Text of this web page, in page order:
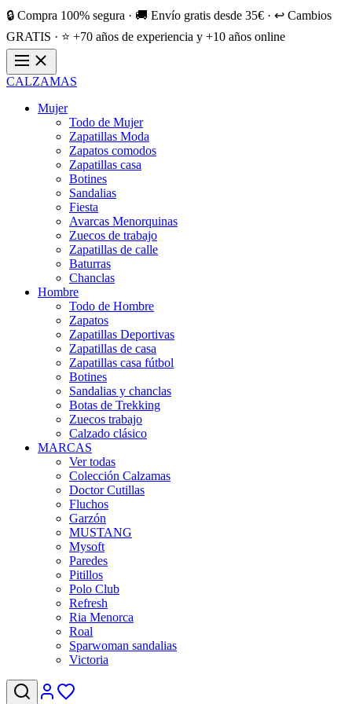
🔒 Compra 100% segura · 🚚 Envío gratis desde 35€ · ↩️ Cambios
GRATIS · ⭐ +70 años de experiencia y +10 años online
CALZAMAS
Mujer
Todo de Mujer
Zapatillas Moda
Zapatos comodos
Zapatillas casa
Botines
Sandalias
Fiesta
Avarcas Menorquinas
Zuecos de trabajo
Zapatillas de calle
Baturras
Chanclas
Hombre
Todo de Hombre
Zapatos
Zapatillas Deportivas
Zapatillas de casa
Zapatillas casa fútbol
Botines
Sandalias y chanclas
Botas de Trekking
Zuecos trabajo
Calzado clásico
MARCAS
Ver todas
Colección Calzamas
Doctor Cutillas
Fluchos
Garzón
MUSTANG
Mysoft
Paredes
Pitillos
Polo Club
Refresh
Ria Menorca
Roal
Sparwoman sandalias
Victoria